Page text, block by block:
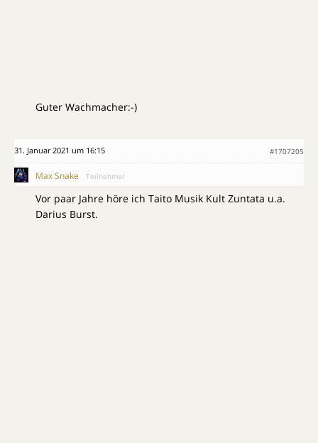
Guter Wachmacher:-)
31. Januar 2021 um 16:15 #1707205
Max Snake Teilnehmer
Vor paar Jahre höre ich Taito Musik Kult Zuntata u.a.
Darius Burst.